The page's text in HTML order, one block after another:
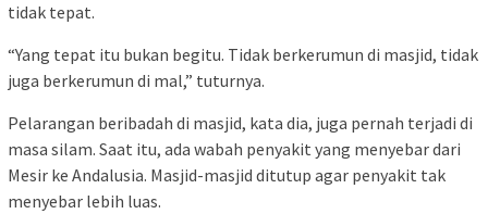
tidak tepat.
“Yang tepat itu bukan begitu. Tidak berkerumun di masjid, tidak
juga berkerumun di mal,” tuturnya.
Pelarangan beribadah di masjid, kata dia, juga pernah terjadi di
masa silam. Saat itu, ada wabah penyakit yang menyebar dari
Mesir ke Andalusia. Masjid-masjid ditutup agar penyakit tak
menyebar lebih luas.